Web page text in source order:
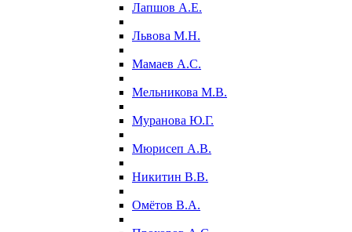
Лапшов А.Е.
Львова М.Н.
Мамаев А.С.
Мельникова М.В.
Муранова Ю.Г.
Мюрисеп А.В.
Никитин В.В.
Омётов В.А.